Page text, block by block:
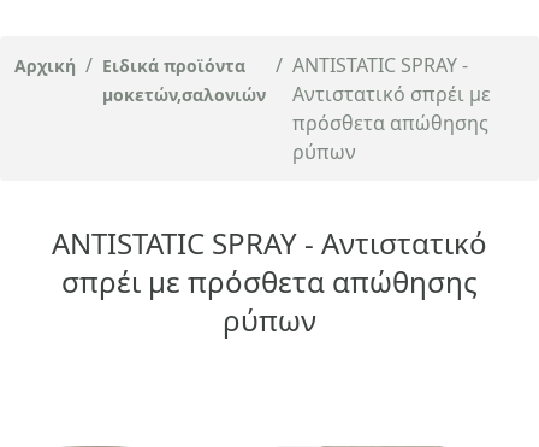
Αρχική / Ειδικά προϊόντα
μοκετών,σαλονιών
/ ANTISTATIC SPRAY -
Αντιστατικό σπρέι με
πρόσθετα απώθησης
ρύπων
ANTISTATIC SPRAY - Αντιστατικό
σπρέι με πρόσθετα απώθησης
ρύπων